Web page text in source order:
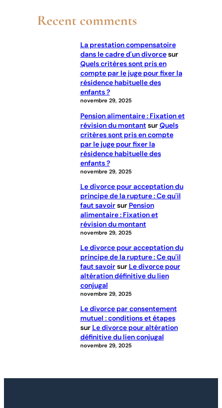
Recent comments
La prestation compensatoire
dans le cadre d'un divorcesur
Quels critères sont pris en
compte par le juge pour fixer la
résidence habituelle des
enfants ?
novembre 29, 2025
Pension alimentaire : Fixation et
révision du montantsurQuels
critères sont pris en compte
par le juge pour fixer la
résidence habituelle des
enfants ?
novembre 29, 2025
Le divorce pour acceptation du
principe de la rupture : Ce qu'il
faut savoirsur Pension
alimentaire : Fixation et
révision du montant
novembre 29, 2025
Le divorce pour acceptation du
principe de la rupture : Ce qu'il
faut savoirsur Le divorce pour
altération définitive du lien
conjugal
novembre 29, 2025
Le divorce par consentement
mutuel : conditions et étapes
sur Le divorce pour altération
définitive du lien conjugal
novembre 29, 2025